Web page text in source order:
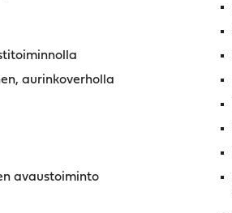
aurinkoverholla
avaustoiminto